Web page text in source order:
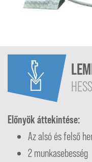
Előnyök áttekintése:
Az alsó és felső
2 munkasebesség